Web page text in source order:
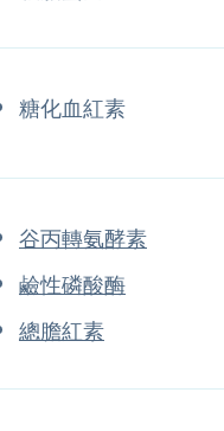
糖化血紅素
谷丙轉氨酵素
鹼性磷酸酶
總膽紅素